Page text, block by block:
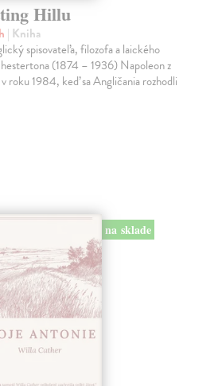
Hillu
| Kniha
spisovateľa, filozofa a laického
(1874 – 1936) Napoleon z
roku 1984, keď sa Angličania rozhodli
na sklade